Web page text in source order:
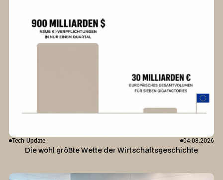
Tech-Update 04.08.2026
Die wohl größte Wette der Wirtschaftsgeschichte